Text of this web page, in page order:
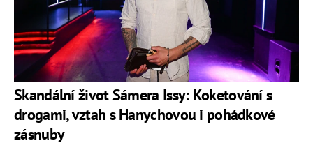
Skandální život Sámera Issy: Koketování s
drogami, vztah s Hanychovou i pohádkové
zásnuby